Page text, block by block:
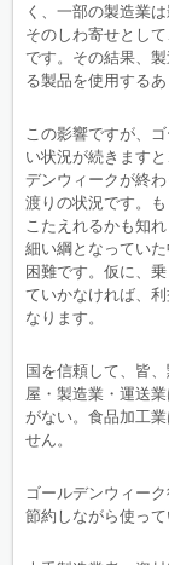
く、一部の製造業
そのしわ寄せとし
です。その結果、
る製品を使用する
この影響ですが、
い状況が続きます
デンウィークが終
渡りの状況です。
こたえれるかも知
細い綱となってい
困難です。仮に、
ていかなければ、
なります。
国を信頼して、皆
屋・製造業・運送
がない。食品加工
せん。
ゴールデンウィー
節約しながら使っ